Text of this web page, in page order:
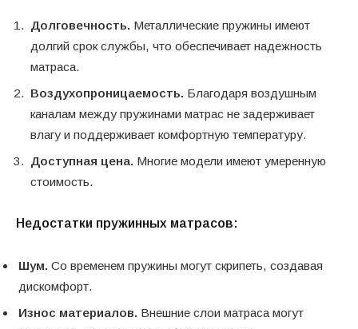
Долговечность. Металлические пружины имеют
долгий срок службы, что обеспечивает надежность
матраса.
Воздухопроницаемость. Благодаря воздушным
каналам между пружинами матрас не задерживает
влагу и поддерживает комфортную температуру.
Доступная цена. Многие модели имеют умеренную
стоимость.
Недостатки пружинных матрасов:
Шум. Со временем пружины могут скрипеть, создавая
дискомфорт.
Износ материалов. Внешние слои матраса могут